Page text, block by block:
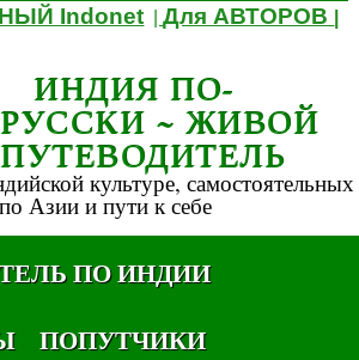
Indonet |Для АВТОРОВ
ИНДИЯ ПО-
РУССКИ ~ ЖИВОЙ
ПУТЕВОДИТЕЛЬ
культуре, самостоятельных
Азии и пути к себе
ПО ИНДИИ
ПОПУТЧИКИ